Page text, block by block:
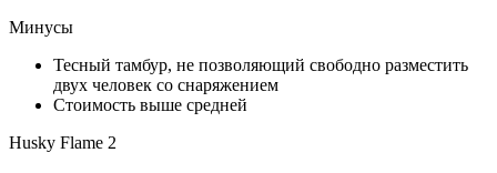
Минусы
Тесный тамбур, не позволяющий свободно разместить
двух человек со снаряжением
Стоимость выше средней
Husky Flame 2